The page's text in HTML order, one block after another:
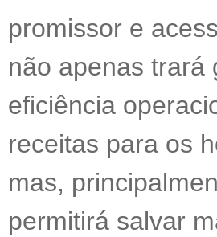
promissor e
não apenas trará
eficiência
receitas para os
mas,
permitirá salvar